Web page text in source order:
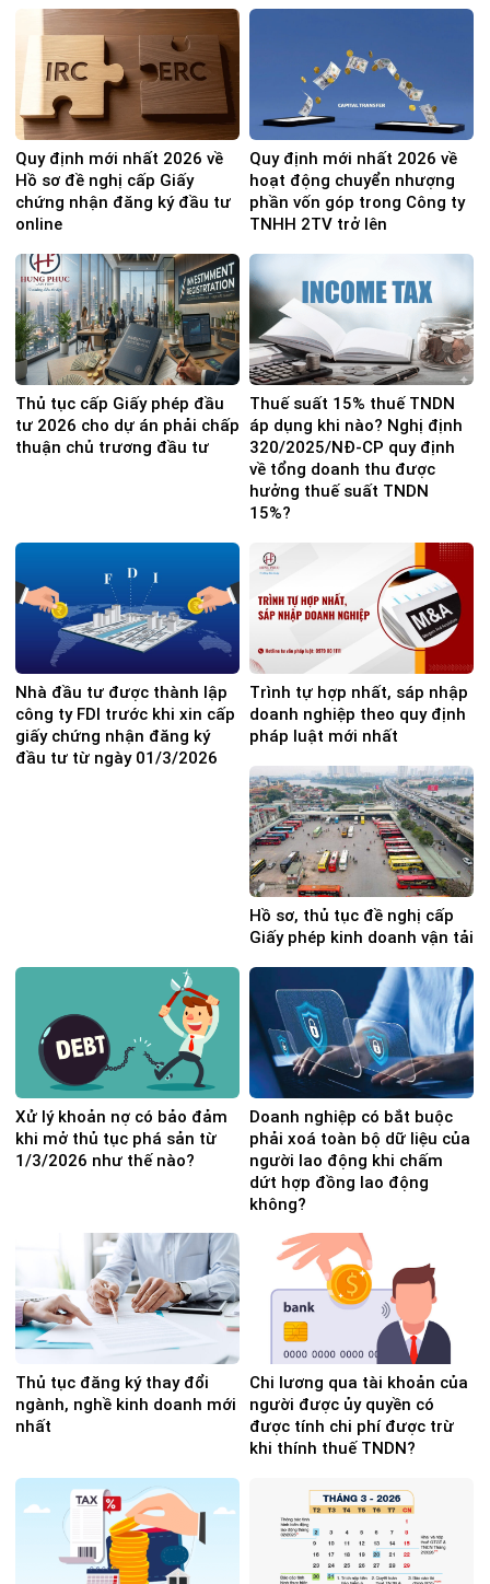
Quy định mới nhất 2026 về
Hồ sơ đề nghị cấp Giấy
chứng nhận đăng ký đầu tư
online
Quy định mới nhất 2026 về
hoạt động chuyển nhượng
phần vốn góp trong Công ty
TNHH 2TV trở lên
Thủ tục cấp Giấy phép đầu
tư 2026 cho dự án phải chấp
thuận chủ trương đầu tư
Thuế suất 15% thuế TNDN
áp dụng khi nào? Nghị định
320/2025/NĐ-CP quy định
về tổng doanh thu được
hưởng thuế suất TNDN
15%?
Nhà đầu tư được thành lập
công ty FDI trước khi xin cấp
giấy chứng nhận đăng ký
đầu tư từ ngày 01/3/2026
Trình tự hợp nhất, sáp nhập
doanh nghiệp theo quy định
pháp luật mới nhất
Hồ sơ, thủ tục đề nghị cấp
Giấy phép kinh doanh vận tải
Xử lý khoản nợ có bảo đảm
khi mở thủ tục phá sản từ
1/3/2026 như thế nào?
Doanh nghiệp có bắt buộc
phải xoá toàn bộ dữ liệu của
người lao động khi chấm
dứt hợp đồng lao động
không?
Thủ tục đăng ký thay đổi
ngành, nghề kinh doanh mới
nhất
Chi lương qua tài khoản của
người được ủy quyền có
được tính chi phí được trừ
khi thính thuế TNDN?